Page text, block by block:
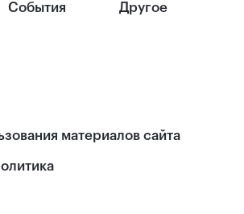
События Другое
материалов сайта